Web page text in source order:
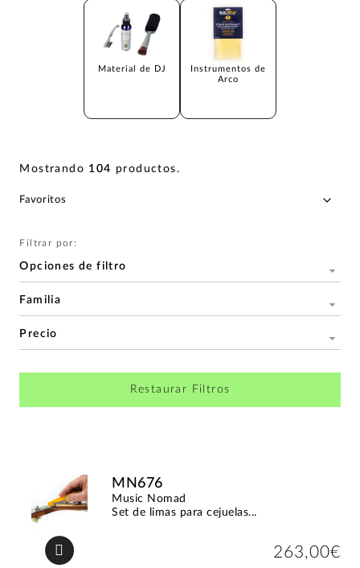
Material de DJ
Instrumentos de
Arco
Mostrando 104 productos.
Filtrar por:
Opciones de filtro
Familia
Precio
Restaurar Filtros
MN676
Music Nomad
Set de limas para cejuelas...
263,00€